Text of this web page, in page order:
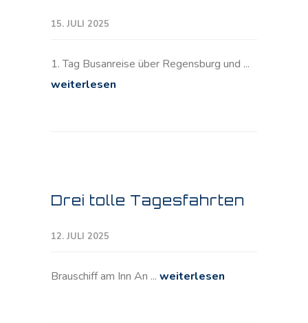
15. JULI 2025
1. Tag Busanreise über Regensburg und ...
weiterlesen
Drei tolle Tagesfahrten
12. JULI 2025
Brauschiff am Inn An ... weiterlesen